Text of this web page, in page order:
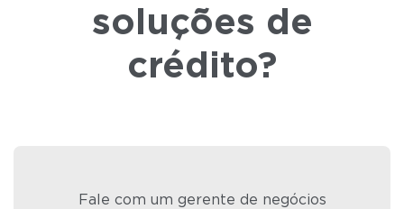
soluções de
crédito?
Fale com um gerente de negócios